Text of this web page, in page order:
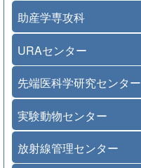
助産学専攻科
URAセンター
先端医科学研究センター
実験動物センター
放射線管理センター